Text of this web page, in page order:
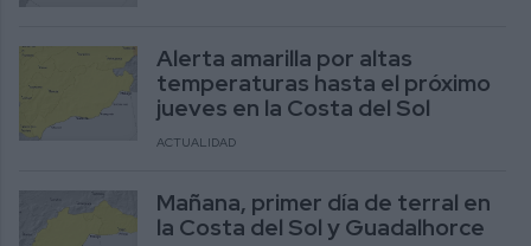
Alerta amarilla por altas
temperaturas hasta el próximo
jueves en la Costa del Sol
ACTUALIDAD
Mañana, primer día de terral en
la Costa del Sol y Guadalhorce